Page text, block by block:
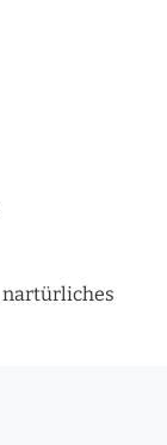
nartürliches